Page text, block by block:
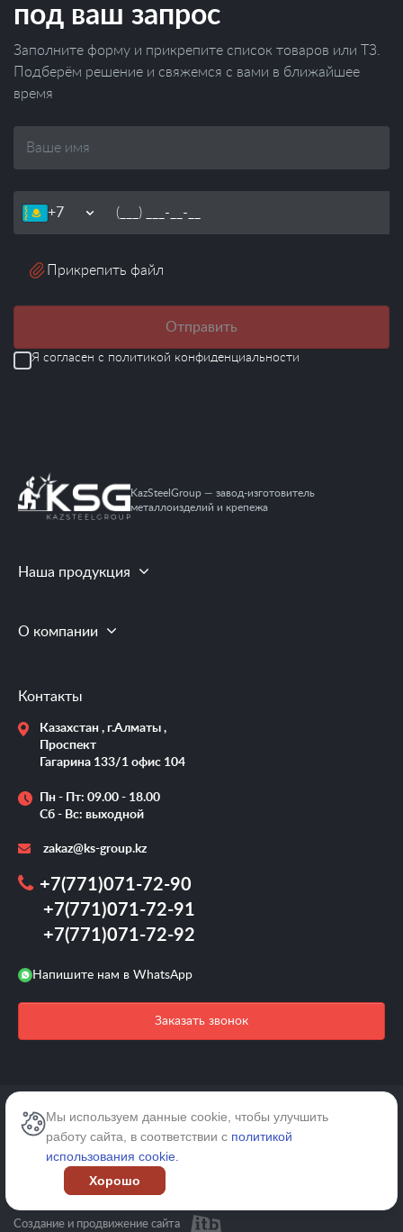
под ваш запрос
Заполните форму и прикрепите список товаров или ТЗ.
Подберём решение и свяжемся с вами в ближайшее
время
Прикрепить файл
Отправить
Я согласен с политикой конфиденциальности
Мы используем данные cookie, чтобы улучшить
работу сайта, в соответствии с политикой
использования cookie.
Хорошо
KazSteelGroup — завод-изготовитель
металлоизделий и крепежа
Наша продукция
О компании
Контакты
Казахстан , г.Алматы ,
Проспект
Гагарина 133/1 офис 104
Пн - Пт: 09.00 - 18.00
Сб - Вс: выходной
zakaz@ks-group.kz
+7(771)071-72-90
+7(771)071-72-91
+7(771)071-72-92
Напишите нам в WhatsApp
Заказать звонок
2026 © /Все права защищены.
Карта сайта
Политика конфиденциальности
Создание и продвижение сайта